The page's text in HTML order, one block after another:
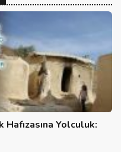
Hafızasına Yolculuk: